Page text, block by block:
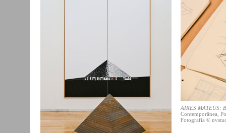
AIRES MATEUS:
Contemporânea,
Fotografia ©